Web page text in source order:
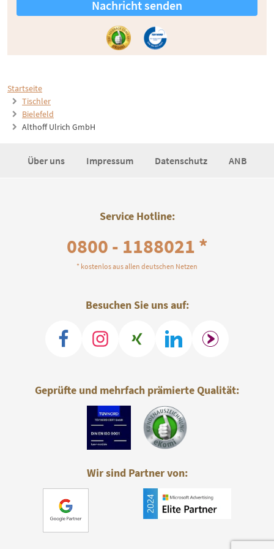
Startseite
Tischler
Bielefeld
Althoff Ulrich GmbH
Nachricht senden
Über uns Impressum Datenschutz ANB
Service Hotline:
0800 - 1188021 *
* kostenlos aus allen deutschen Netzen
Besuchen Sie uns auf:
Geprüfte und mehrfach prämierte Qualität:
Wir sind Partner von: